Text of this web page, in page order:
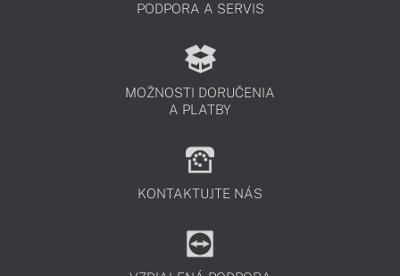
PODPORA A SERVIS
MOŽNOSTI DORUČENIA
A PLATBY
KONTAKTUJTE NÁS